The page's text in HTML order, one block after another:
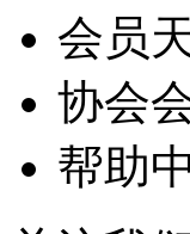
会员
协会
帮助